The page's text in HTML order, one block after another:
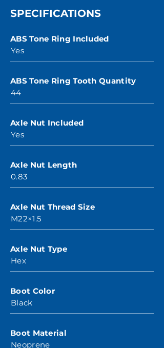
SPECIFICATIONS
ABS Tone Ring Included
Yes
ABS Tone Ring Tooth Quantity
44
Axle Nut Included
Yes
Axle Nut Length
0.83
Axle Nut Thread Size
M22×1.5
Axle Nut Type
Hex
Boot Color
Black
Boot Material
Neoprene